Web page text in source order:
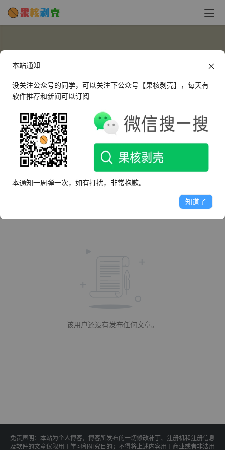
tangdou
这个人很懒，什么都没有留下～
该用户还没有发布任何文章。
免责声明：本站为个人博客，博客所发布的一切修改补丁、注册机和注册信息
及软件的文章仅限用于学习和研究目的；不得将上述内容用于商业或者非法用
本站通知
没关注公众号的同学，可以关注下公众号【果核剥壳】，每天有
软件推荐和新闻可以订阅
本通知一周弹一次，如有打扰，非常抱歉。
知道了